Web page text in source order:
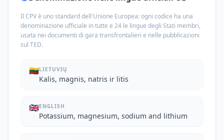
Il CPV è uno standard dell'Unione Europea: ogni codice ha una
denominazione ufficiale in tutte e 24 le lingue degli Stati membri,
usata nei documenti di gara transfrontalieri e nelle pubblicazioni
sul TED.
🇱🇹LIETUVIŲ
Kalis, magnis, natris ir litis
🇬🇧ENGLISH
Potassium, magnesium, sodium and lithium